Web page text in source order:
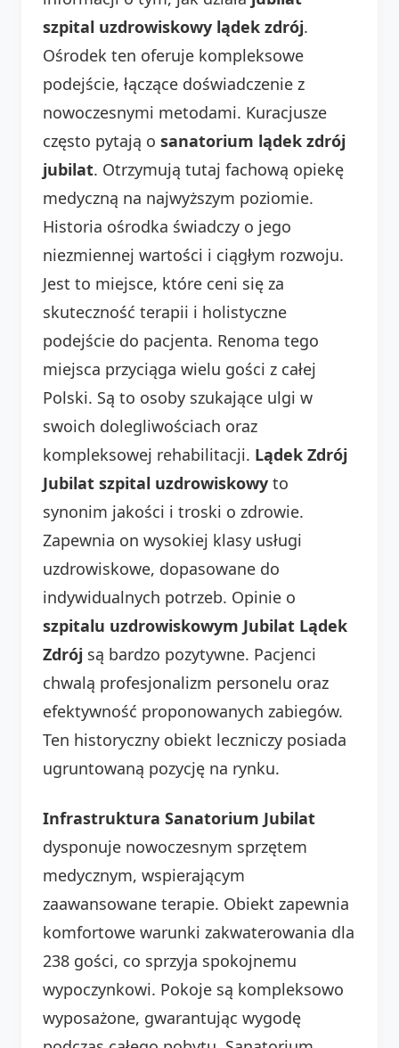
szpital uzdrowiskowy lądek zdrój.
Ośrodek ten oferuje kompleksowe
podejście, łączące doświadczenie z
nowoczesnymi metodami. Kuracjusze
często pytają o sanatorium lądek zdrój
jubilat. Otrzymują tutaj fachową opiekę
medyczną na najwyższym poziomie.
Historia ośrodka świadczy o jego
niezmiennej wartości i ciągłym rozwoju.
Jest to miejsce, które ceni się za
skuteczność terapii i holistyczne
podejście do pacjenta. Renoma tego
miejsca przyciąga wielu gości z całej
Polski. Są to osoby szukające ulgi w
swoich dolegliwościach oraz
kompleksowej rehabilitacji. Lądek Zdrój
Jubilat szpital uzdrowiskowy to
synonim jakości i troski o zdrowie.
Zapewnia on wysokiej klasy usługi
uzdrowiskowe, dopasowane do
indywidualnych potrzeb. Opinie o
szpitalu uzdrowiskowym Jubilat Lądek
Zdrój są bardzo pozytywne. Pacjenci
chwalą profesjonalizm personelu oraz
efektywność proponowanych zabiegów.
Ten historyczny obiekt leczniczy posiada
ugruntowaną pozycję na rynku.
Infrastruktura Sanatorium Jubilat
dysponuje nowoczesnym sprzętem
medycznym, wspierającym
zaawansowane terapie. Obiekt zapewnia
komfortowe warunki zakwaterowania dla
238 gości, co sprzyja spokojnemu
wypoczynkowi. Pokoje są kompleksowo
wyposażone, gwarantując wygodę